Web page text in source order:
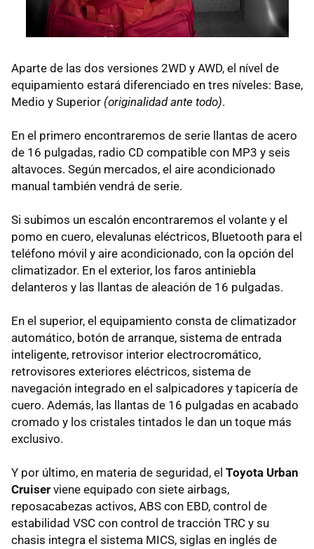
Aparte de las dos versiones 2WD y AWD, el nível de
equipamiento estará diferenciado en tres níveles: Base,
Medio y Superior (originalidad ante todo).
En el primero encontraremos de serie llantas de acero
de 16 pulgadas, radio CD compatible con MP3 y seis
altavoces. Según mercados, el aire acondicionado
manual también vendrá de serie.
Si subimos un escalón encontraremos el volante y el
pomo en cuero, elevalunas eléctricos, Bluetooth para el
teléfono móvil y aire acondicionado, con la opción del
climatizador. En el exterior, los faros antiniebla
delanteros y las llantas de aleación de 16 pulgadas.
En el superior, el equipamiento consta de climatizador
automático, botón de arranque, sistema de entrada
inteligente, retrovisor interior electrocromático,
retrovisores exteriores eléctricos, sistema de
navegación integrado en el salpicadores y tapicería de
cuero. Además, las llantas de 16 pulgadas en acabado
cromado y los cristales tintados le dan un toque más
exclusivo.
Y por último, en materia de seguridad, el Toyota Urban
Cruiser viene equipado con siete airbags,
reposacabezas activos, ABS con EBD, control de
estabilidad VSC con control de tracción TRC y su
chasis integra el sistema MICS, siglas en inglés de